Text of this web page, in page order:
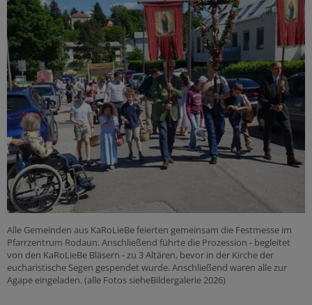
Alle Gemeinden aus KaRoLieBe feierten gemeinsam die Festmesse im
Pfarrzentrum Rodaun. Anschließend führte die Prozession - begleitet
von den KaRoLieBe Bläsern - zu 3 Altären, bevor in der Kirche der
eucharistische Segen gespendet wurde. Anschließend waren alle zur
Agape eingeladen. (alle Fotos sieheBildergalerie 2026)